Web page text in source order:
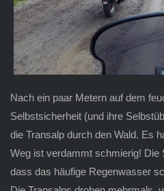
Nach ein paar Metern auf dem
Selbstsicherheit (und ihre
die Transalp durch den Wald. Es
Weg ist verdammt schmierig!
dass das häufige Regenwasser